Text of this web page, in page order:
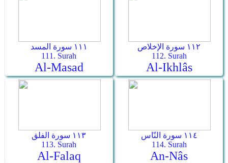
١١١ سورة المسد
111. Surah
Al-Masad
١١٢ سورة الإخلاص
112. Surah
Al-Ikhlâs
١١٣ سورة الفلق
113. Surah
Al-Falaq
١١٤ سورة النّاس
114. Surah
An-Nâs